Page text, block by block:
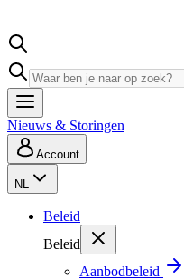
Nieuws & Storingen
Account
NL
Beleid
Beleid
Aanbodbeleid